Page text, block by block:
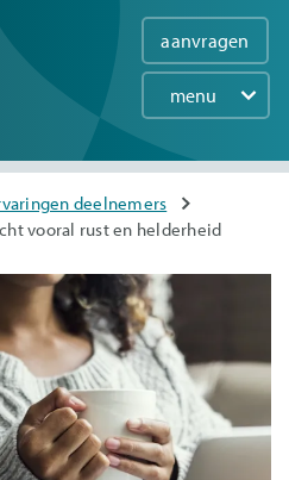
menu
aanvragen
deelnemers
vooral rust en helderheid